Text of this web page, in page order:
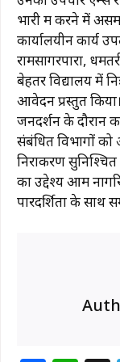
भारी श्रम करने में
कार्यालयीन कार्य
रामसागरपारा,
बेहतर विद्यालय में
आवेदन प्रस्तुत किया।
जनदर्शन के दौरान
संबंधित विभागों
निराकरण
का उद्देश्य आम
पारदर्शिता के साथ